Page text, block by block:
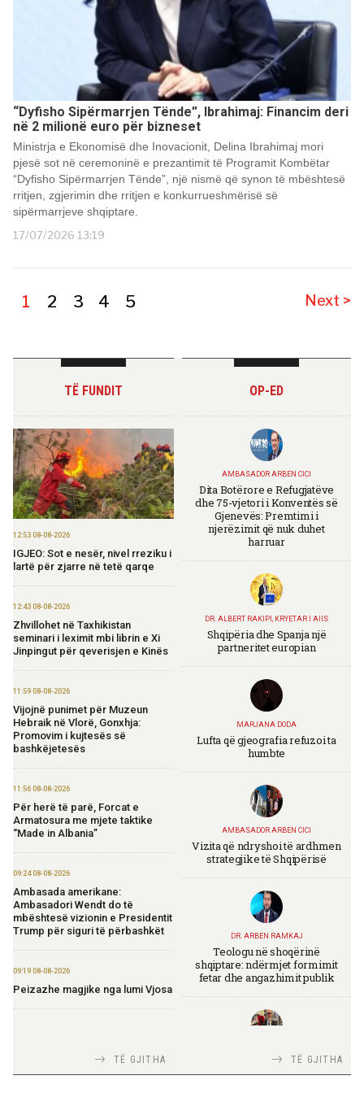
“Dyfisho Sipërmarrjen Tënde”, Ibrahimaj: Financim deri
në 2 milionë euro për bizneset
Ministrja e Ekonomisë dhe Inovacionit, Delina Ibrahimaj mori
pjesë sot në ceremoninë e prezantimit të Programit Kombëtar
“Dyfisho Sipërmarrjen Tënde”, një nismë që synon të mbështesë
rritjen, zgjerimin dhe rritjen e konkurrueshmërisë së
sipërmarrjeve shqiptare.
17/07/2026 13:19
1 2 3 4 5 Next >
TË FUNDIT
12:53 08-08-2026
IGJEO: Sot e nesër, nivel rreziku i
lartë për zjarre në tetë qarqe
12:43 08-08-2026
Zhvillohet në Taxhikistan
seminari i leximit mbi librin e Xi
Jinpingut për qeverisjen e Kinës
11:59 08-08-2026
Vijojnë punimet për Muzeun
Hebraik në Vlorë, Gonxhja:
Promovim i kujtesës së
bashkëjetesës
11:56 08-08-2026
Për herë të parë, Forcat e
Armatosura me mjete taktike
“Made in Albania”
09:24 08-08-2026
Ambasada amerikane:
Ambasadori Wendt do të
mbështesë vizionin e Presidentit
Trump për siguri të përbashkët
09:19 08-08-2026
Peizazhe magjike nga lumi Vjosa
ndërhyrjet në Mallakastër dhe
Klos për izolimin e zjarreve
TË GJITHA
OP-ED
AMBASADOR ARBEN CICI
Dita Botërore e Refugjatëve
dhe 75-vjetori i Konventës së
Gjenevës: Premtimi i
njerëzimit që nuk duhet
harruar
DR. ALBERT RAKIPI, KRYETAR I AIIS
Shqipëria dhe Spanja një
partneritet europian
MARJANA DODA
Lufta që gjeografia refuzoi ta
humbte
AMBASADOR ARBEN CICI
Vizita që ndryshoi të ardhmen
strategjike të Shqipërisë
DR. ARBEN RAMKAJ
Teologu në shoqërinë
shqiptare: ndërmjet formimit
fetar dhe angazhimit publik
TIRANA DIPLOMATTË GJITHA